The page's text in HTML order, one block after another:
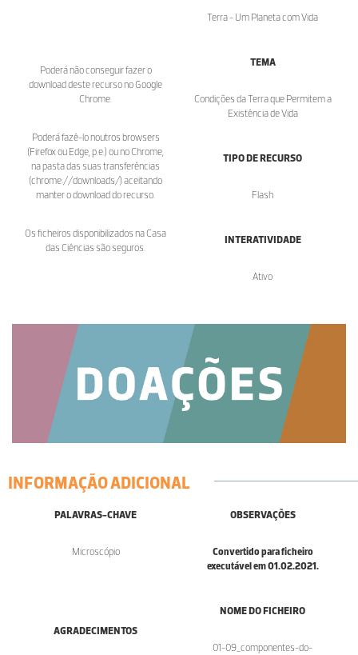
Poderá não conseguir fazer o
download deste recurso no Google
Chrome.
Poderá fazê-lo noutros browsers
(Firefox ou Edge, p.e.) ou no Chrome,
na pasta das suas transferências
(chrome://downloads/) aceitando
manter o download do recurso.
Os ficheiros disponibilizados na Casa
das Ciências são seguros.
Terra - Um Planeta com Vida
TEMA
Condições da Terra que Permitem a
Existência de Vida
TIPO DE RECURSO
Flash
INTERATIVIDADE
Ativo
INFORMAÇÃO ADICIONAL
PALAVRAS-CHAVE
Microscópio
OBSERVAÇÕES
Convertido para ficheiro
executável em 01.02.2021.
AGRADECIMENTOS
NOME DO FICHEIRO
01-09_componentes-do-